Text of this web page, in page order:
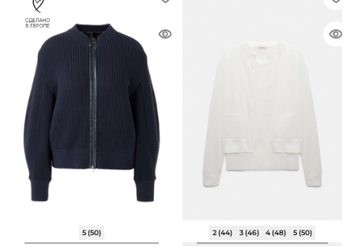
5 (50) 2 (44) 3 (46) 4 (48) 5 (50)